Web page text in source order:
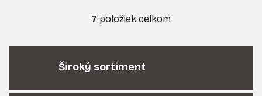
O
l
á
a
7 položiek celkom
Široký sortiment